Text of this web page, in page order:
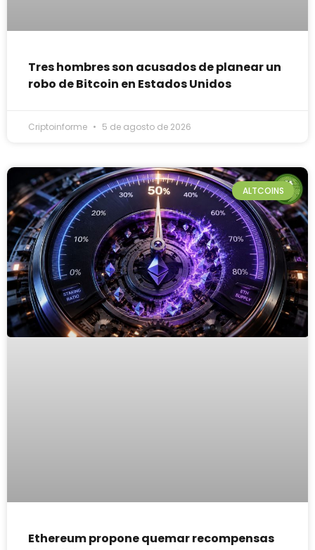
Tres hombres son acusados de planear un
robo de Bitcoin en Estados Unidos
Criptoinforme 5 de agosto de 2026
ALTCOINS
Ethereum propone quemar recompensas